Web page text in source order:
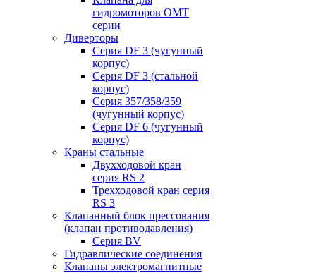
гидромоторов OMT
серии
Диверторы
Серия DF 3 (чугунный
корпус)
Серия DF 3 (стальной
корпус)
Серия 357/358/359
(чугунный корпус)
Серия DF 6 (чугунный
корпус)
Краны стальные
Двухходовой кран
серия RS 2
Трехходовой кран серия
RS 3
Клапанный блок прессования
(клапан противодавления)
Серия BV
Гидравлические соединения
Клапаны электромагнитные